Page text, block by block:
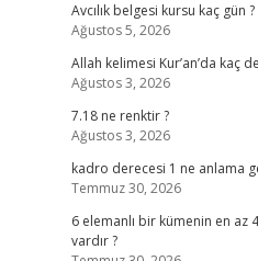
Avcılık belgesi kursu kaç gün ?
Ağustos 5, 2026
Allah kelimesi Kur’an’da kaç
Ağustos 3, 2026
7.18 ne renktir ?
Ağustos 3, 2026
kadro derecesi 1 ne anlama
Temmuz 30, 2026
6 elemanlı bir kümenin en az
vardır ?